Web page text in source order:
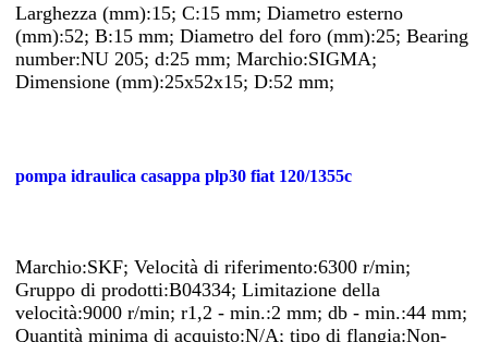
Larghezza (mm):15; C:15 mm; Diametro esterno
(mm):52; B:15 mm; Diametro del foro (mm):25; Bearing
number:NU 205; d:25 mm; Marchio:SIGMA;
Dimensione (mm):25x52x15; D:52 mm;
pompa idraulica casappa plp30 fiat 120/1355c
Marchio:SKF; Velocità di riferimento:6300 r/min;
Gruppo di prodotti:B04334; Limitazione della
velocità:9000 r/min; r1,2 - min.:2 mm; db - min.:44 mm;
Quantità minima di acquisto:N/A; tipo di flangia:Non-